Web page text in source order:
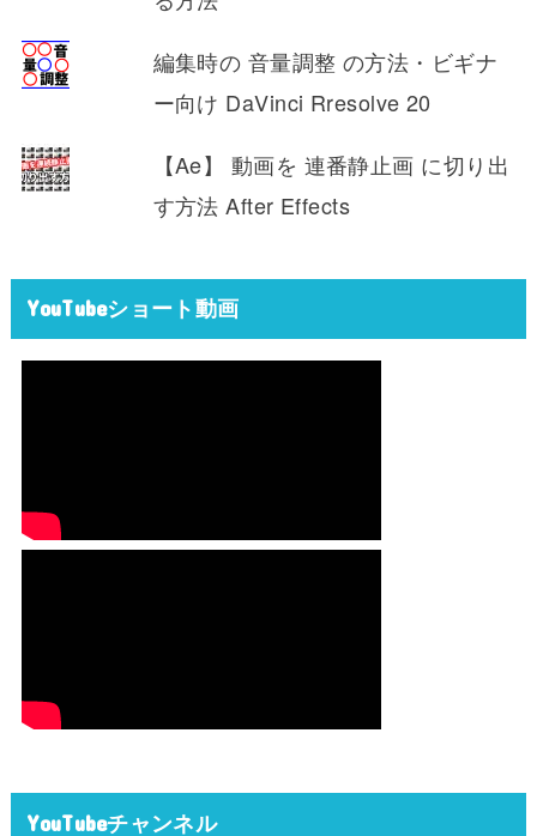
編集時の 音量調整 の方法・ビギナ
ー向け DaVinci Rresolve 20
【Ae】 動画を 連番静止画 に切り出
す方法 After Effects
YouTubeショート動画
YouTubeチャンネル